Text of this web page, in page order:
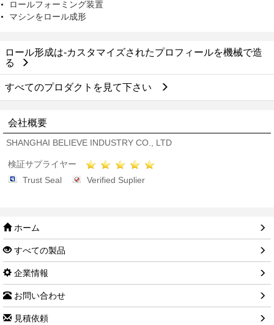
ロールフォーミング装置
マシンをロール成形
ロール形成は-カスタマイズされたプロフィールを機械で造
る
すべてのプロダクトを見て下さい
会社概要
SHANGHAI BELIEVE INDUSTRY CO., LTD
検証サプライヤー
Trust Seal
Verified Suplier
ホーム
すべての製品
企業情報
お問い合わせ
見積依頼